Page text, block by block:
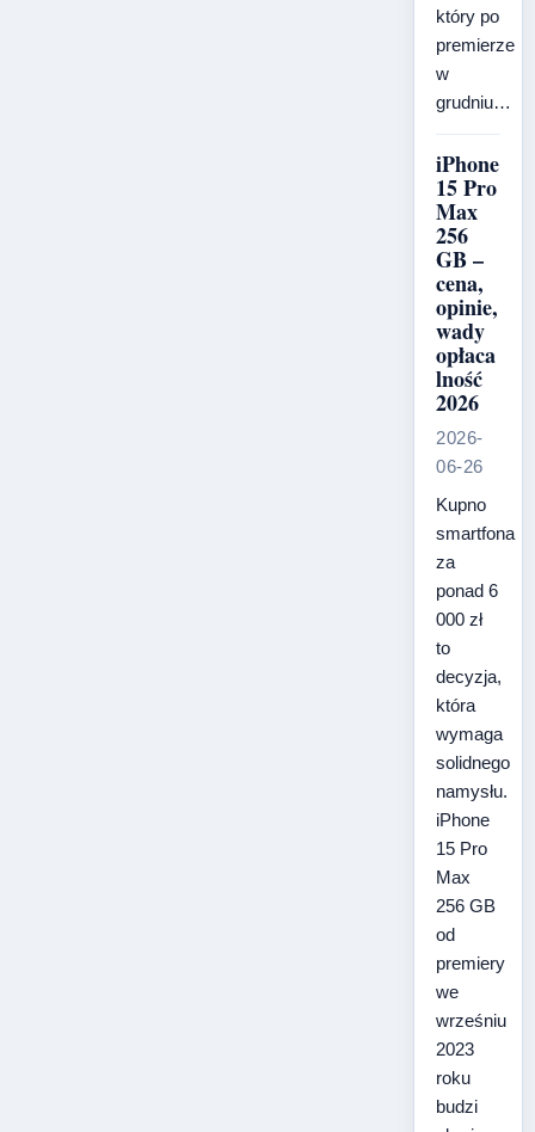
który po
premierze
w
grudniu…
iPhone
15 Pro
Max
256
GB –
cena,
opinie,
wady
opłaca
lność
2026
2026-
06-26
Kupno
smartfona
za
ponad 6
000 zł
to
decyzja,
która
wymaga
solidnego
namysłu.
iPhone
15 Pro
Max
256 GB
od
premiery
we
wrześniu
2023
roku
budzi